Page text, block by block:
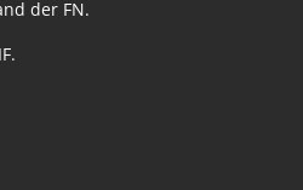
der FN.